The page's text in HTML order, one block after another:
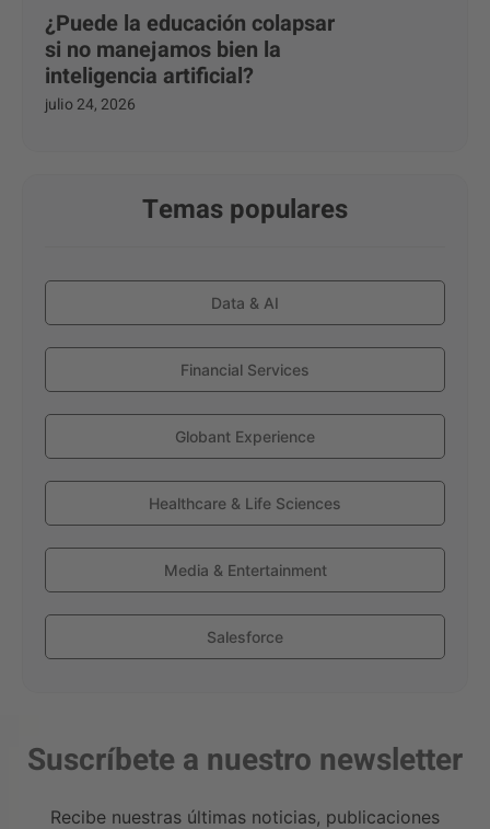
¿Puede la educación colapsar
si no manejamos bien la
inteligencia artificial?
julio 24, 2026
Temas populares
Data & AI
Financial Services
Globant Experience
Healthcare & Life Sciences
Media & Entertainment
Salesforce
Suscríbete a nuestro newsletter
Recibe nuestras últimas noticias, publicaciones